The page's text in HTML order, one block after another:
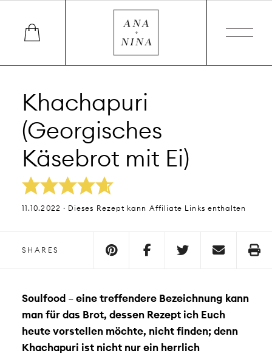
Khachapuri
(Georgisches
Käsebrot mit Ei)
11.10.2022 · Dieses Rezept kann Affiliate Links enthalten
SHARES
Soulfood–eine treffendere Bezeichnung kann
man für das Brot, dessen Rezept ich Euch
heute vorstellen möchte, nicht finden; denn
Khachapuri ist nicht nur ein herrlich